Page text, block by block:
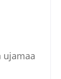
ujamaa